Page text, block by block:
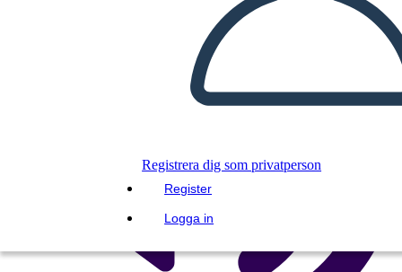
Registrera dig som privatperson
Register
Logga in